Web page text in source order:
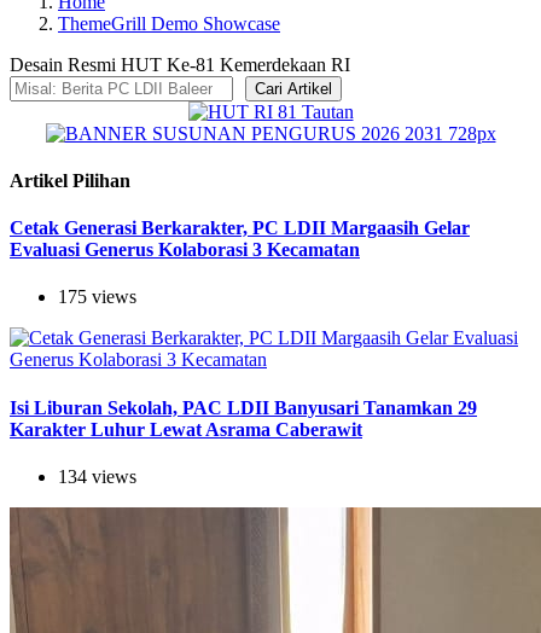
ThemeGrill Demo Showcase
Desain Resmi HUT Ke-81 Kemerdekaan RI
Cari Artikel
Artikel Pilihan
Cetak Generasi Berkarakter, PC LDII Margaasih Gelar
Evaluasi Generus Kolaborasi 3 Kecamatan
175 views
Isi Liburan Sekolah, PAC LDII Banyusari Tanamkan 29
Karakter Luhur Lewat Asrama Caberawit
134 views